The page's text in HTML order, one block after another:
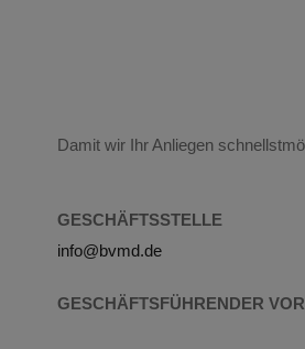
Damit wir Ihr Anliegen
GESCHÄFTSSTELLE
info@bvmd.de
GESCHÄFTSFÜHRENDER